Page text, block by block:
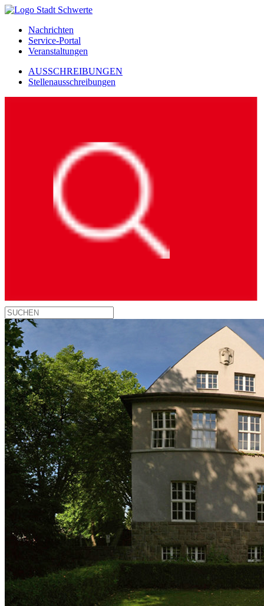
Nachrichten
Service-Portal
Veranstaltungen
AUSSCHREIBUNGEN
Stellenausschreibungen